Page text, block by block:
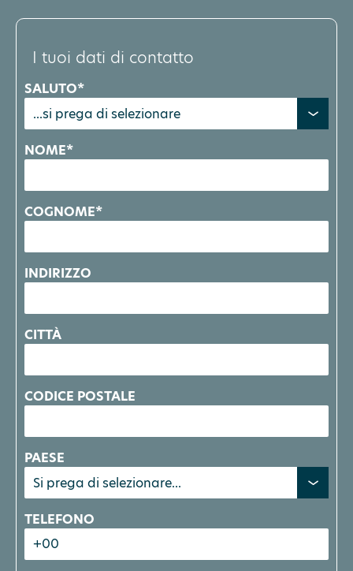
I tuoi dati di contatto
SALUTO*
NOME*
COGNOME*
INDIRIZZO
CITTÀ
CODICE POSTALE
PAESE
TELEFONO